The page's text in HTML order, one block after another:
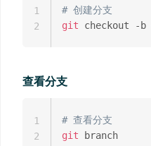
# 创建分支
git checkout -b
1
2
查看分支
# 查看分支
git
1
2